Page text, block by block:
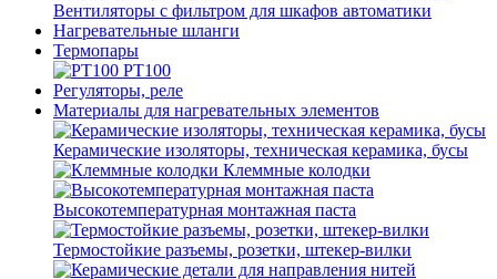
Вентиляторы с фильтром для шкафов автоматики
Нагревательные шланги
Термопары
PT100
Регуляторы, реле
Материалы для нагревательных элементов
Керамические изоляторы, техническая керамика, бусы
Клеммные колодки
Высокотемпературная монтажная паста
Термостойкие разъемы, розетки, штекер-вилки